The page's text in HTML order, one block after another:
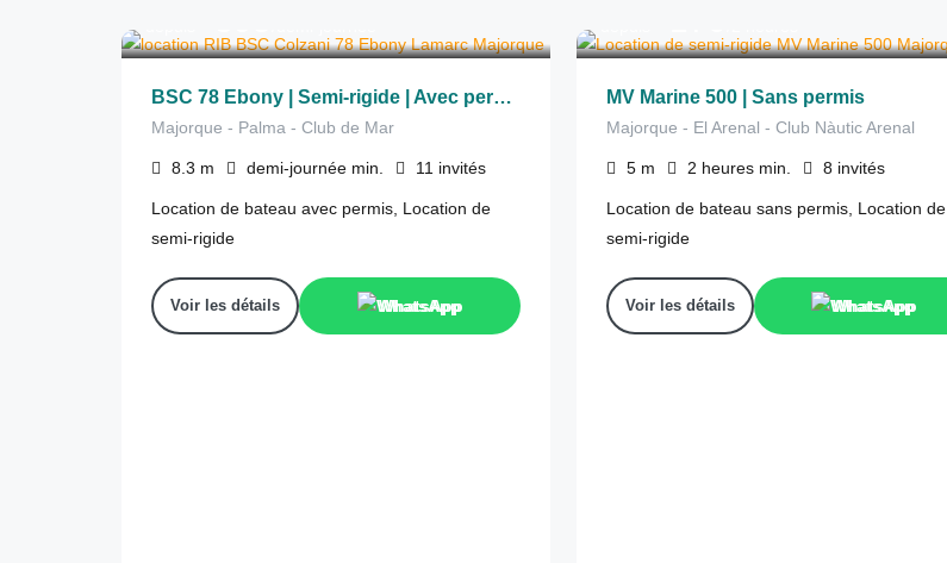
BSC 78 Ebony | Semi-rigide | Avec permis
Majorque - Palma - Club de Mar
8.3 m demi-journée min. 11 invités
Location de bateau avec permis, Location de
semi-rigide
Voir les détails WhatsApp
MV Marine 500 | Sans permis
Majorque - El Arenal - Club Nàutic Arenal
5 m 2 heures min. 8 invités
Location de bateau sans permis, Location de
semi-rigide
Voir les détails WhatsApp